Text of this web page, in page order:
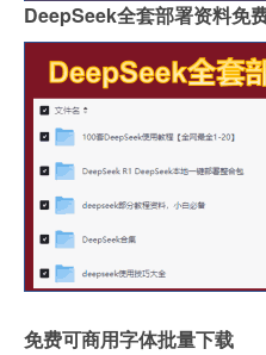
DeepSeek全套部署资料免
免费可商用字体批量下载